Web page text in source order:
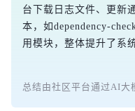
台下载日志文件、更新
本，如dependency-
用模块，整体提升了系
总结由社区平台通过AI大